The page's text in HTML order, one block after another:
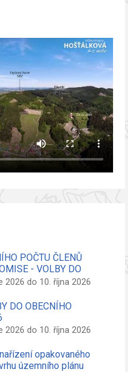
POČTU ČLENŮ
- VOLBY DO
2026 do 10. října 2026
DO OBECNÍHO
2026 do 10. října 2026
opakovaného
územního plánu